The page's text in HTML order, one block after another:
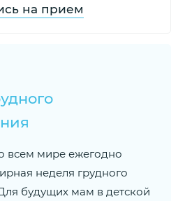
на прием
всем мире ежегодно
неделя грудного
будущих мам в детской